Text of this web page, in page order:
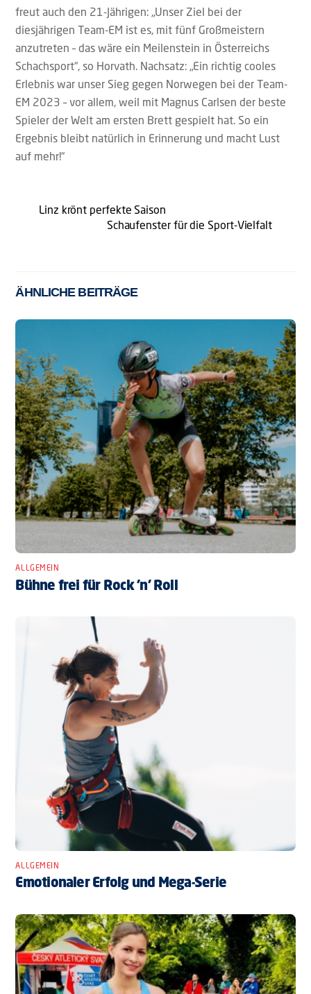
freut auch den 21-Jährigen: „Unser Ziel bei der
diesjährigen Team-EM ist es, mit fünf Großmeistern
anzutreten – das wäre ein Meilenstein in Österreichs
Schachsport“, so Horvath. Nachsatz: „Ein richtig cooles
Erlebnis war unser Sieg gegen Norwegen bei der Team-
EM 2023 – vor allem, weil mit Magnus Carlsen der beste
Spieler der Welt am ersten Brett gespielt hat. So ein
Ergebnis bleibt natürlich in Erinnerung und macht Lust
auf mehr!“
Linz krönt perfekte Saison
Schaufenster für die Sport-Vielfalt
ÄHNLICHE BEITRÄGE
ALLGEMEIN
Bühne frei für Rock ’n’ Roll
ALLGEMEIN
Emotionaler Erfolg und Mega-Serie